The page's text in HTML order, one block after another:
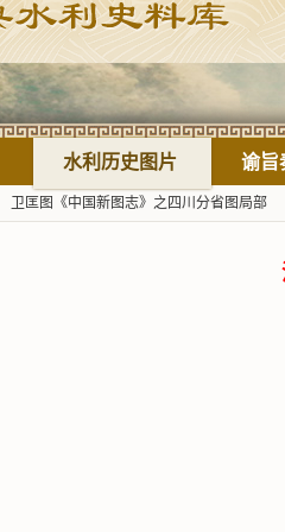
水利历史图片 谕旨
卫匡图《中国新图志》之四川分省图局部